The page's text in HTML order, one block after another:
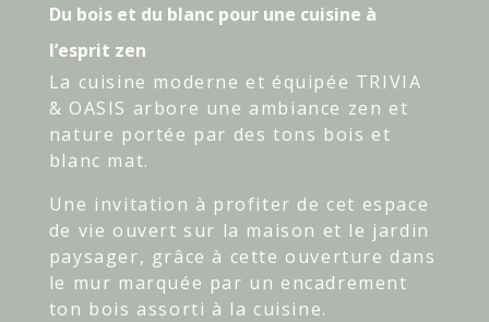
Du bois et du blanc pour une cuisine à
l’esprit zen
La cuisine moderne et équipée TRIVIA
& OASIS arbore une ambiance zen et
nature portée par des tons bois et
blanc mat.
Une invitation à profiter de cet espace
de vie ouvert sur la maison et le jardin
paysager, grâce à cette ouverture dans
le mur marquée par un encadrement
ton bois assorti à la cuisine.